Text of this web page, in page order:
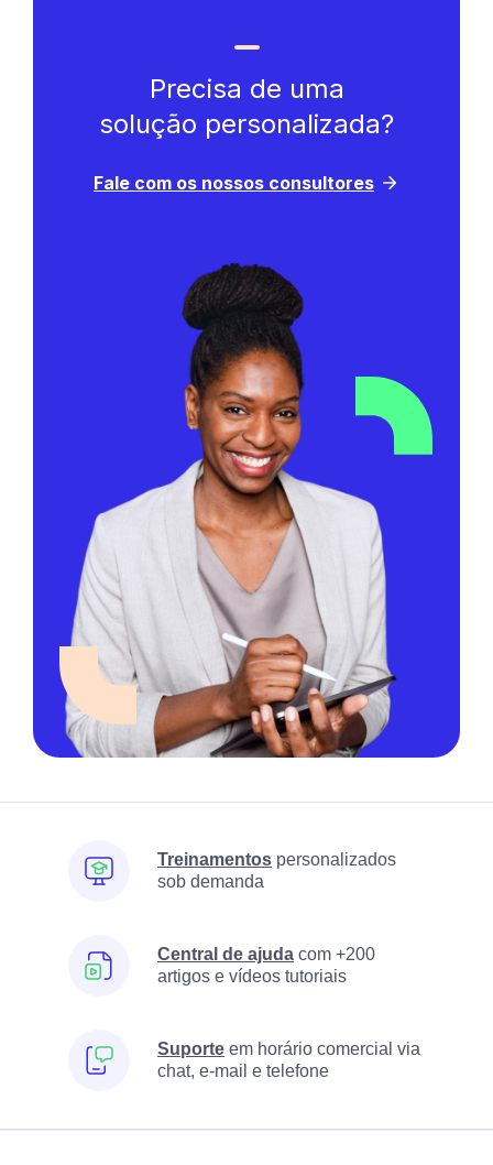
Precisa de uma
solução personalizada?
Fale com os nossos consultores
Treinamentos personalizados
sob demanda
Central de ajuda com +200
artigos e vídeos tutoriais
Suporte em horário comercial via
chat, e-mail e telefone